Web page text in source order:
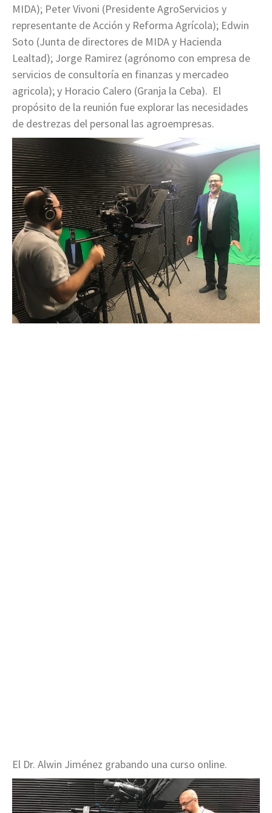
MIDA); Peter Vivoni (Presidente AgroServicios y
representante de Acción y Reforma Agrícola); Edwin
Soto (Junta de directores de MIDA y Hacienda
Lealtad); Jorge Ramirez (agrónomo con empresa de
servicios de consultoría en finanzas y mercadeo
agricola); y Horacio Calero (Granja la Ceba). El
propósito de la reunión fue explorar las necesidades
de destrezas del personal las agroempresas.
El Dr. Alwin Jiménez grabando una curso online.